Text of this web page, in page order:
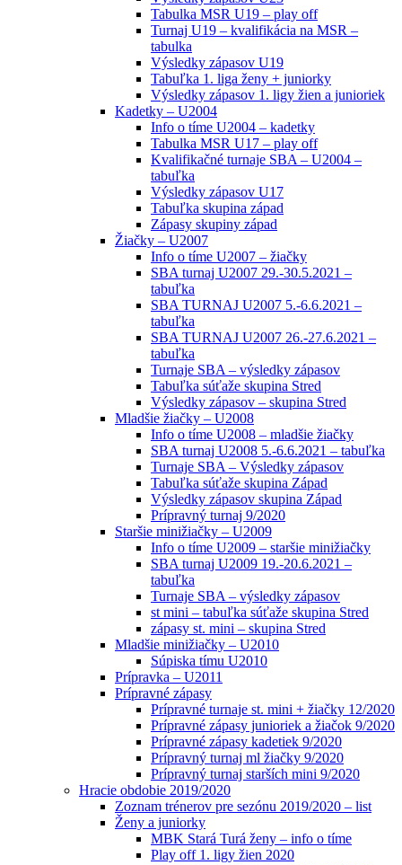
Tabulka MSR U19 – play off
Turnaj U19 – kvalifikácia na MSR –
tabulka
Výsledky zápasov U19
Tabuľka 1. liga ženy + juniorky
Výsledky zápasov 1. ligy žien a junioriek
Kadetky – U2004
Info o tíme U2004 – kadetky
Tabulka MSR U17 – play off
Kvalifikačné turnaje SBA – U2004 –
tabuľka
Výsledky zápasov U17
Tabuľka skupina západ
Zápasy skupiny západ
Žiačky – U2007
Info o tíme U2007 – žiačky
SBA turnaj U2007 29.-30.5.2021 –
tabuľka
SBA TURNAJ U2007 5.-6.6.2021 –
tabuľka
SBA TURNAJ U2007 26.-27.6.2021 –
tabuľka
Turnaje SBA – výsledky zápasov
Tabuľka súťaže skupina Stred
Výsledky zápasov – skupina Stred
Mladšie žiačky – U2008
Info o tíme U2008 – mladšie žiačky
SBA turnaj U2008 5.-6.6.2021 – tabuľka
Turnaje SBA – Výsledky zápasov
Tabuľka súťaže skupina Západ
Výsledky zápasov skupina Západ
Prípravný turnaj 9/2020
Staršie minižiačky – U2009
Info o tíme U2009 – staršie minižiačky
SBA turnaj U2009 19.-20.6.2021 –
tabuľka
Turnaje SBA – výsledky zápasov
st mini – tabuľka súťaže skupina Stred
zápasy st. mini – skupina Stred
Mladšie minižiačky – U2010
Súpiska tímu U2010
Prípravka – U2011
Prípravné zápasy
Prípravné turnaje st. mini + žiačky 12/2020
Prípravné zápasy junioriek a žiačok 9/2020
Prípravné zápasy kadetiek 9/2020
Prípravný turnaj ml žiačky 9/2020
Prípravný turnaj starších mini 9/2020
Hracie obdobie 2019/2020
Zoznam trénerov pre sezónu 2019/2020 – list
Ženy a juniorky
MBK Stará Turá ženy – info o tíme
Play off 1. ligy žien 2020